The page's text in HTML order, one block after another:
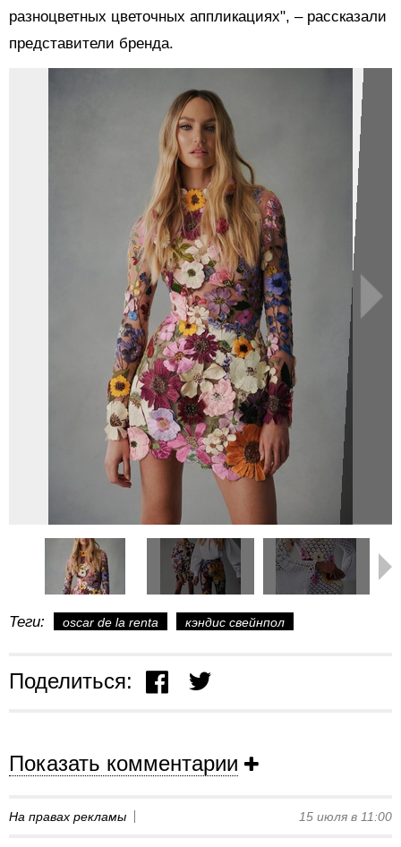
разноцветных цветочных аппликациях", – рассказали
представители бренда.
Теги: oscar de la renta кэндис свейнпол
Поделиться:
Показать комментарии
На правах рекламы 15 июля в 11:00